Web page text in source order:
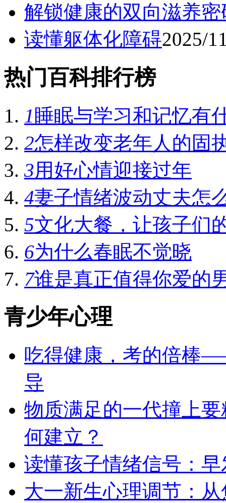
解锁健康的双向滋养密
读懂躯体化障碍2025/
热门百科排行榜
1睡眠与学习和记忆有
2怎样改变老年人的固
3用好心情迎接过年
4妻子情绪波动丈夫怎
5文化大餐，让孩子们
6为什么春眠不觉晓
7谁是真正值得你爱的
青少年心理
吃得健康，考的倍棒
导
物质满足的一代撞上
何建立？
读懂孩子情绪信号：
大一新生心理调节：